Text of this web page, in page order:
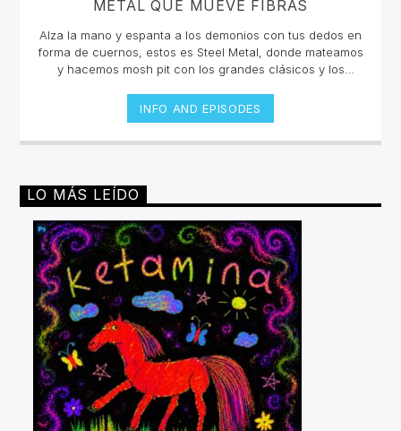
METAL QUE MUEVE FIBRAS
Alza la mano y espanta a los demonios con tus dedos en
forma de cuernos, estos es Steel Metal, donde mateamos
y hacemos mosh pit con los grandes clásicos y los
Symphonic Metal, Doom, Stoner, Nu Metal, Glam metal,
Speed Metal, Black Metal, Metal Progresivo ¡y más
ruido!Miércoles 6pm a 8 pm | Domingo 10 am a 12 pm por
INFO AND EPISODES
LO MÁS LEÍDO